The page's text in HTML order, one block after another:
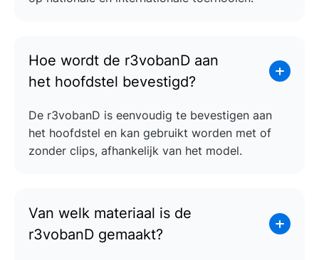
Hoe wordt de r3vobanD aan
het hoofdstel bevestigd?
De r3vobanD is eenvoudig te bevestigen aan
het hoofdstel en kan gebruikt worden met of
zonder clips, afhankelijk van het model.
Van welk materiaal is de
r3vobanD gemaakt?